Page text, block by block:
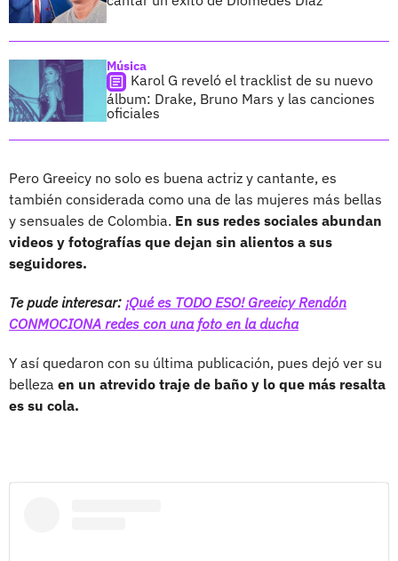
Música
Karol G reveló el tracklist de su nuevo
álbum: Drake, Bruno Mars y las canciones
oficiales
Pero Greeicy no solo es buena actriz y cantante, es
también considerada como una de las mujeres más bellas
y sensuales de Colombia. En sus redes sociales abundan
videos y fotografías que dejan sin alientos a sus
seguidores.
Te pude interesar: ¡Qué es TODO ESO! Greeicy Rendón
CONMOCIONA redes con una foto en la ducha
Y así quedaron con su última publicación, pues dejó ver su
belleza en un atrevido traje de baño y lo que más resalta
es su cola.